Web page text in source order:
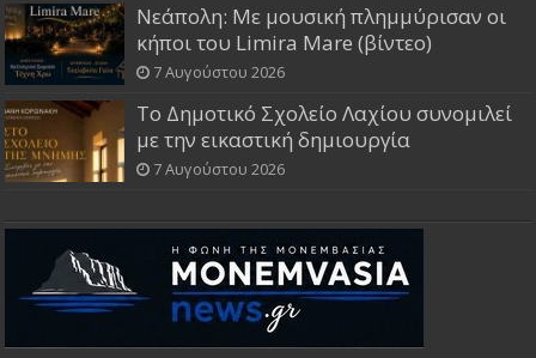
Νεάπολη: Με μουσική πλημμύρισαν οι
κήποι του Limira Mare (βίντεο)
7 Αυγούστου 2026
Το Δημοτικό Σχολείο Λαχίου συνομιλεί
με την εικαστική δημιουργία
7 Αυγούστου 2026